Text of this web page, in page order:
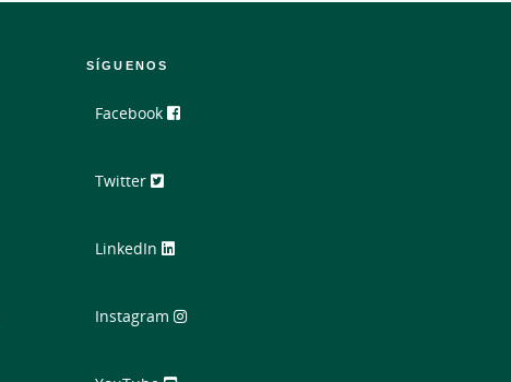
SÍGUENOS
Facebook
Twitter
LinkedIn
Instagram